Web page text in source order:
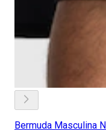
Bermuda Masculina